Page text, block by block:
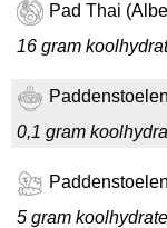
Pad Thai
16 gram
0,1 gram
5 gram